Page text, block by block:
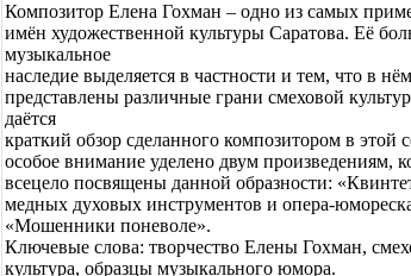
Композитор Елена Гохман – одно из самых
имён художественной культуры Саратова. Её
музыкальное
наследие выделяется в частности и тем, что в
представлены различные грани смеховой
даётся
краткий обзор сделанного композитором в этой
особое внимание уделено двум произведениям,
всецело посвящены данной образности:
медных духовых инструментов и опера-
«Мошенники поневоле».
Ключевые слова: творчество Елены Гохман,
культура, образцы музыкального юмора.